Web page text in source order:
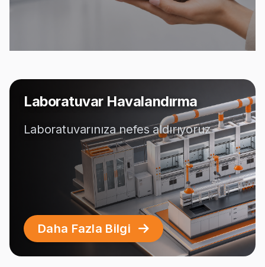
Laboratuvar Havalandırma
Laboratuvarınıza nefes aldırıyoruz
Daha Fazla Bilgi